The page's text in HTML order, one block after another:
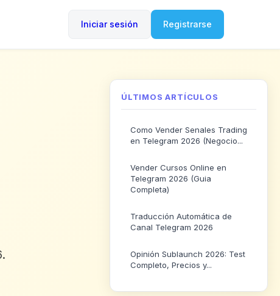
Iniciar sesión Registrarse
ÚLTIMOS ARTÍCULOS
Como Vender Senales Trading
en Telegram 2026 (Negocio...
Vender Cursos Online en
Telegram 2026 (Guia
Completa)
Traducción Automática de
Canal Telegram 2026
Opinión Sublaunch 2026: Test
Completo, Precios y...